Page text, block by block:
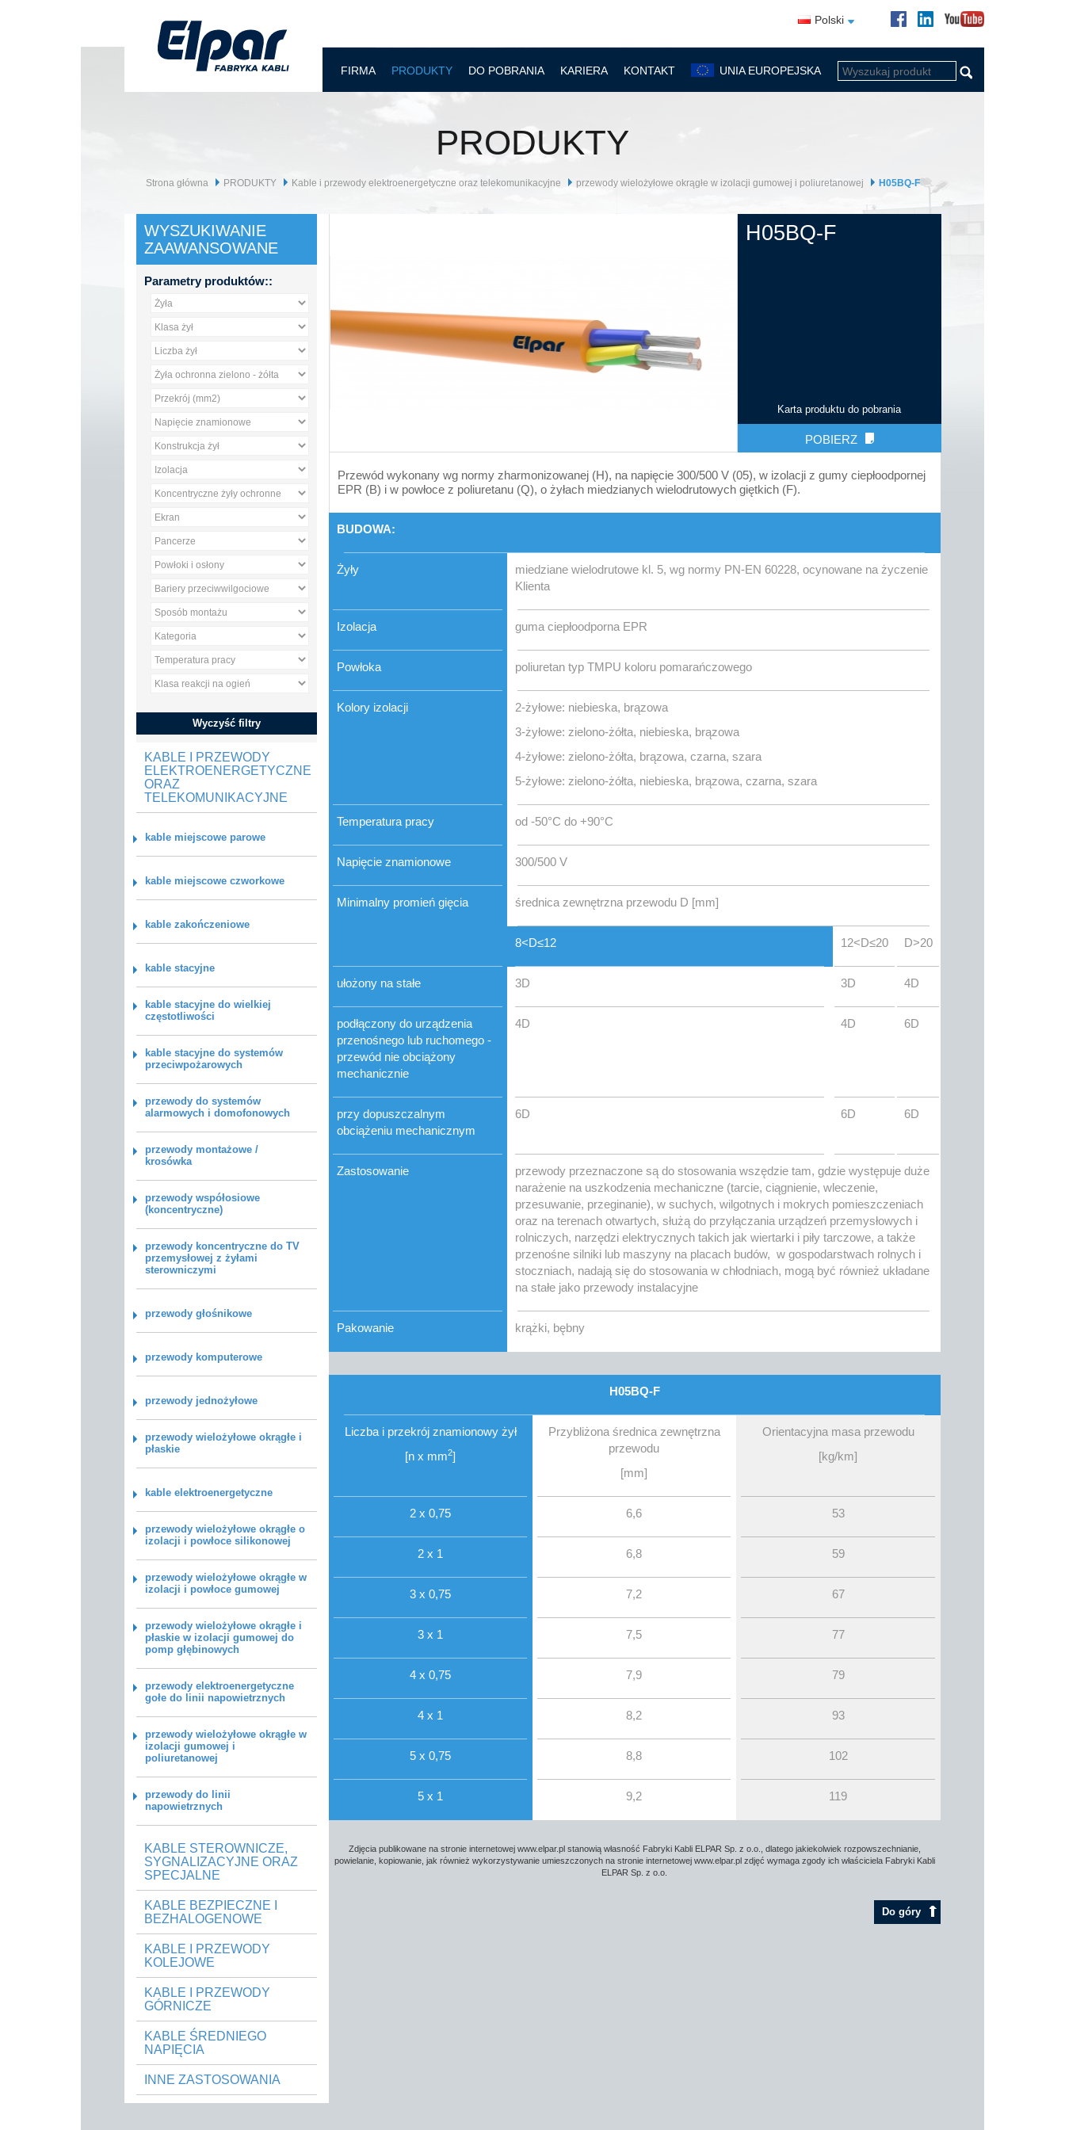
Polski
FIRMA PRODUKTY DO POBRANIA KARIERA KONTAKT UNIA EUROPEJSKA
PRODUKTY
Strona główna PRODUKTY Kable i przewody elektroenergetyczne oraz telekomunikacyjne przewody wielożyłowe okrągłe w izolacji gumowej i poliuretanowej H05BQ-F
WYSZUKIWANIE
ZAAWANSOWANE
Parametry produktów::
Wyczyść filtry
KABLE I PRZEWODY
ELEKTROENERGETYCZNE
ORAZ
TELEKOMUNIKACYJNE
kable miejscowe parowe
kable miejscowe czworkowe
kable zakończeniowe
kable stacyjne
kable stacyjne do wielkiej
częstotliwości
kable stacyjne do systemów
przeciwpożarowych
przewody do systemów
alarmowych i domofonowych
przewody montażowe /
krosówka
przewody współosiowe
(koncentryczne)
przewody koncentryczne do TV
przemysłowej z żyłami
sterowniczymi
przewody głośnikowe
przewody komputerowe
przewody jednożyłowe
przewody wielożyłowe okrągłe i
płaskie
kable elektroenergetyczne
przewody wielożyłowe okrągłe o
izolacji i powłoce silikonowej
przewody wielożyłowe okrągłe w
izolacji i powłoce gumowej
przewody wielożyłowe okrągłe i
płaskie w izolacji gumowej do
pomp głębinowych
przewody elektroenergetyczne
gołe do linii napowietrznych
przewody wielożyłowe okrągłe w
izolacji gumowej i
poliuretanowej
przewody do linii
napowietrznych
KABLE STEROWNICZE,
SYGNALIZACYJNE ORAZ
SPECJALNE
KABLE BEZPIECZNE I
BEZHALOGENOWE
KABLE I PRZEWODY
KOLEJOWE
KABLE I PRZEWODY
GÓRNICZE
KABLE ŚREDNIEGO
NAPIĘCIA
INNE ZASTOSOWANIA
H05BQ-F
Karta produktu do pobrania
POBIERZ
Przewód wykonany wg normy zharmonizowanej (H), na napięcie 300/500 V (05), w izolacji z gumy ciepłoodpornej
EPR (B) i w powłoce z poliuretanu (Q), o żyłach miedzianych wielodrutowych giętkich (F).
BUDOWA:
Żyły
miedziane wielodrutowe kl. 5, wg normy PN-EN 60228, ocynowane na życzenie
Klienta
Izolacja guma ciepłoodporna EPR
Powłoka poliuretan typ TMPU koloru pomarańczowego
Kolory izolacji
2-żyłowe: niebieska, brązowa
3-żyłowe: zielono-żółta, niebieska, brązowa
4-żyłowe: zielono-żółta, brązowa, czarna, szara
5-żyłowe: zielono-żółta, niebieska, brązowa, czarna, szara
Temperatura pracy od -50°C do +90°C
Napięcie znamionowe 300/500 V
Minimalny promień gięcia średnica zewnętrzna przewodu D [mm]
8<D≤12 12<D≤20 D>20
ułożony na stałe 3D 3D 4D
podłączony do urządzenia
przenośnego lub ruchomego -
przewód nie obciążony
mechanicznie
4D 4D 6D
przy dopuszczalnym
obciążeniu mechanicznym
6D 6D 6D
Zastosowanie
przewody przeznaczone są do stosowania wszędzie tam, gdzie występuje duże
narażenie na uszkodzenia mechaniczne (tarcie, ciągnienie, wleczenie,
przesuwanie, przeginanie), w suchych, wilgotnych i mokrych pomieszczeniach
oraz na terenach otwartych, służą do przyłączania urządzeń przemysłowych i
rolniczych, narzędzi elektrycznych takich jak wiertarki i piły tarczowe, a także
przenośne silniki lub maszyny na placach budów, w gospodarstwach rolnych i
stoczniach, nadają się do stosowania w chłodniach, mogą być również układane
na stałe jako przewody instalacyjne
Pakowanie krążki, bębny
H05BQ-F
Liczba i przekrój znamionowy żył
[n x mm2]
Przybliżona średnica zewnętrzna
przewodu
[mm]
Orientacyjna masa przewodu
[kg/km]
2 x 0,75 6,6 53
2 x 1 6,8 59
3 x 0,75 7,2 67
3 x 1 7,5 77
4 x 0,75 7,9 79
4 x 1 8,2 93
5 x 0,75 8,8 102
5 x 1 9,2 119
Zdjęcia publikowane na stronie internetowej www.elpar.pl stanowią własność Fabryki Kabli ELPAR Sp. z o.o., dlatego jakiekolwiek rozpowszechnianie,
powielanie, kopiowanie, jak również wykorzystywanie umieszczonych na stronie internetowej www.elpar.pl zdjęć wymaga zgody ich właściciela Fabryki Kabli
ELPAR Sp. z o.o.
Do góry